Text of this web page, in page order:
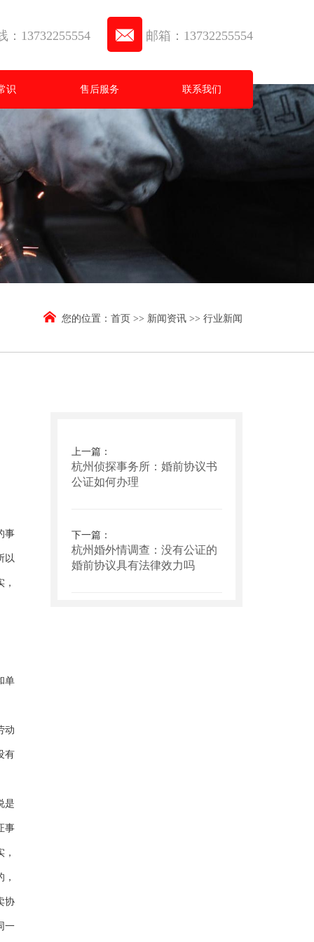
：13732255554 邮箱：13732255554
识 售后服务 联系我们
您的位置： 首页 >> 新闻资讯 >> 行业新闻
事
以
单
动
有
是
事
协
一
上一篇：
杭州侦探事务所：婚前协议书
公证如何办理
下一篇：
杭州婚外情调查：没有公证的
婚前协议具有法律效力吗